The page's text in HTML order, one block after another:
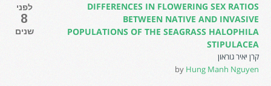
לפני
8
שנים
DIFFERENCES IN FLOWERING SEX RATIOS
BETWEEN NATIVE AND INVASIVE
POPULATIONS OF THE SEAGRASS HALOPHILA
STIPULACEA
קרן יאיר גוראון
by Hung Manh Nguyen